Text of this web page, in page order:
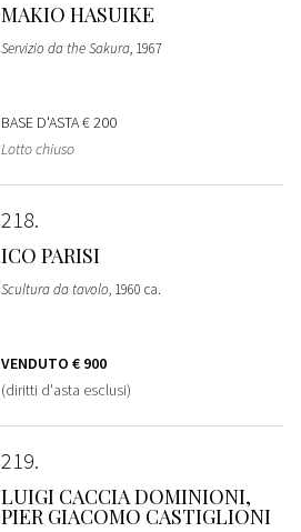
MAKIO HASUIKE
Servizio da the Sakura, 1967
BASE D'ASTA€ 200
Lotto chiuso
218
ICO PARISI
Scultura da tavolo, 1960 ca.
VENDUTO € 900
(diritti d'asta esclusi)
219
LUIGI CACCIA DOMINIONI,
PIER GIACOMO CASTIGLIONI